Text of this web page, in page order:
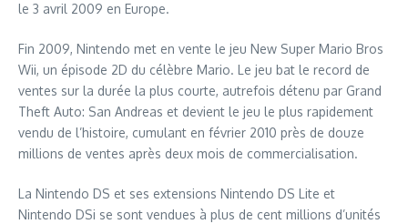
le 3 avril 2009 en Europe.
Fin 2009, Nintendo met en vente le jeu New Super Mario Bros
Wii, un épisode 2D du célèbre Mario. Le jeu bat le record de
ventes sur la durée la plus courte, autrefois détenu par Grand
Theft Auto: San Andreas et devient le jeu le plus rapidement
vendu de l’histoire, cumulant en février 2010 près de douze
millions de ventes après deux mois de commercialisation.
La Nintendo DS et ses extensions Nintendo DS Lite et
Nintendo DSi se sont vendues à plus de cent millions d’unités